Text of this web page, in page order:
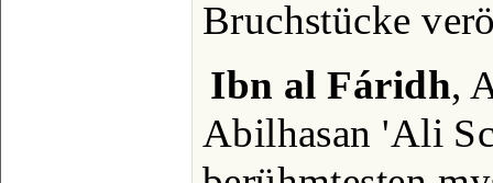
Bruchstücke
Ibn al Fáridh,
Abilhasan 'Ali